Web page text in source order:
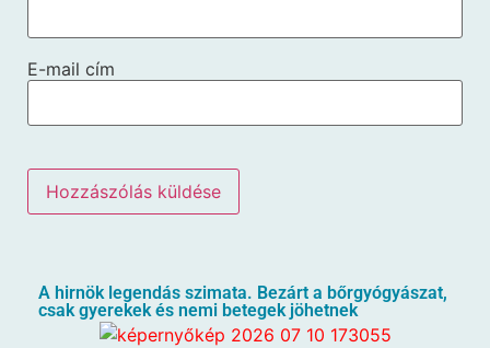
E-mail cím
A hirnök legendás szimata. Bezárt a bőrgyógyászat,
csak gyerekek és nemi betegek jöhetnek